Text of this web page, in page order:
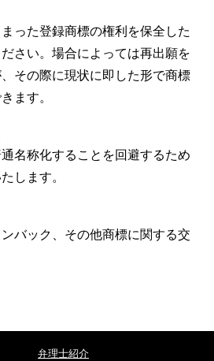
った登録商標の権利を保全した
さい。場合によっては再出願を
その際に現状に即した形で商標
ます。
名称化することを回避するため
します。
バック、その他商標に関する交
弁理士紹介